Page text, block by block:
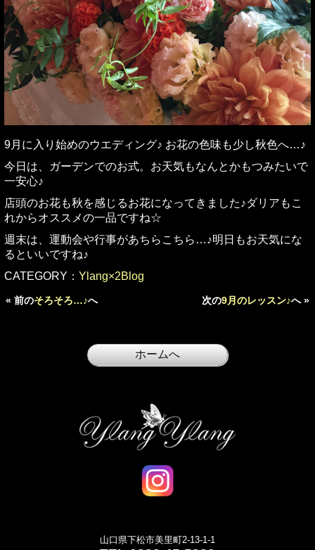
9月に入り始めのウエディング♪ お花の色味も少し秋色へ…♪
今日は、ガーデンでのお式。お天気もなんとかもつみたいで
一安心♪
店頭のお花も秋を感じるお花になってきました♪ダリアもこ
れからオススメの一品ですね☆
週末は、運動会や行事があちらこちら…♪明日もお天気にな
るといいですね♪
CATEGORY： Ylang×2Blog
« 前のそろそろ…♪へ 次の9月のレッスン♪へ »
山口県下松市美里町2-13-1-1